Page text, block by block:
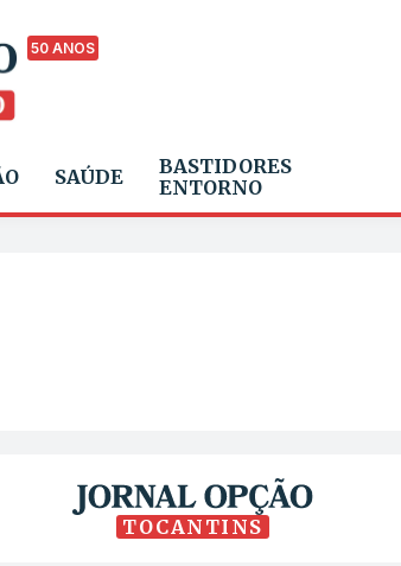
50 ANOS
SAÚDE
BASTIDORES
ENTORNO
TOCANTINS